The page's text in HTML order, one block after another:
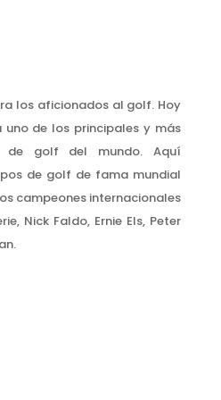
los aficionados al golf. Hoy
de los principales y más
de golf del mundo. Aquí
de golf de fama mundial
campeones internacionales
Nick Faldo, Ernie Els, Peter